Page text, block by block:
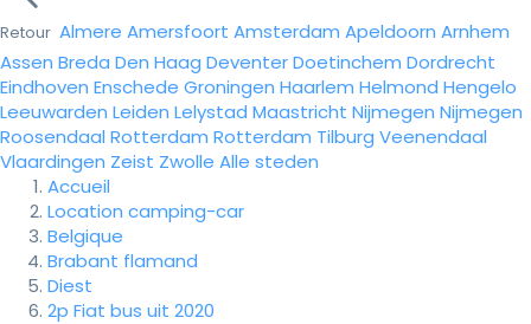
Retour Almere Amersfoort Amsterdam Apeldoorn Arnhem
Assen Breda Den Haag DeventerDoetinchem Dordrecht
Eindhoven Enschede Groningen Haarlem Helmond Hengelo
Leeuwarden Leiden Lelystad Maastricht Nijmegen Nijmegen
Roosendaal Rotterdam Rotterdam Tilburg Veenendaal
Vlaardingen Zeist Zwolle Alle steden
Accueil
Location camping-car
Belgique
Brabant flamand
Diest
2p Fiat bus uit 2020